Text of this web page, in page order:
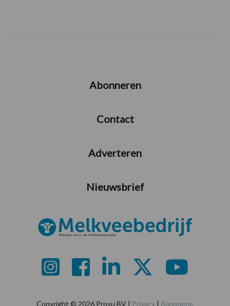
Abonneren
Contact
Adverteren
Nieuwsbrief
Copyright © 2026 Prosu BV | Privacy | Algemene